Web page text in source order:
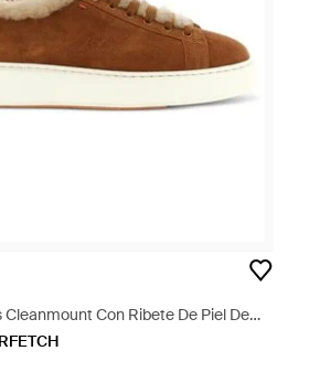
Cleanmount Con Ribete De Piel De